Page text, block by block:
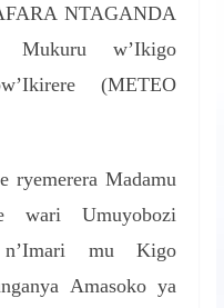
NTAGANDA
Mukuru w’Ikigo
(METEO
ryemerera Madamu
wari Umuyobozi
n’Imari mu Kigo
Amasoko ya